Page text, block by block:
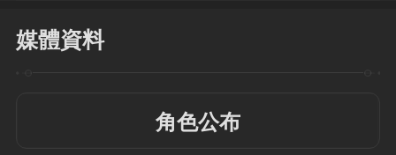
媒體資料
角色公布